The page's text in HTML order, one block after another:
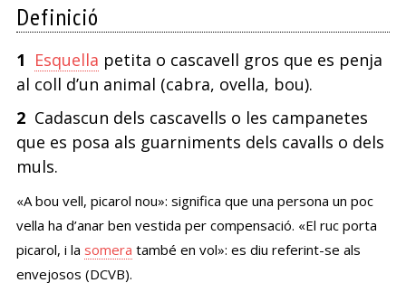
Definició
1 Esquella petita o cascavell gros que es penja
al coll d’un animal (cabra, ovella, bou).
2 Cadascun dels cascavells o les campanetes
que es posa als guarniments dels cavalls o dels
muls.
«A bou vell, picarol nou»: significa que una persona un poc
vella ha d’anar ben vestida per compensació. «El ruc porta
picarol, i la somera també en vol»: es diu referint-se als
envejosos (DCVB).